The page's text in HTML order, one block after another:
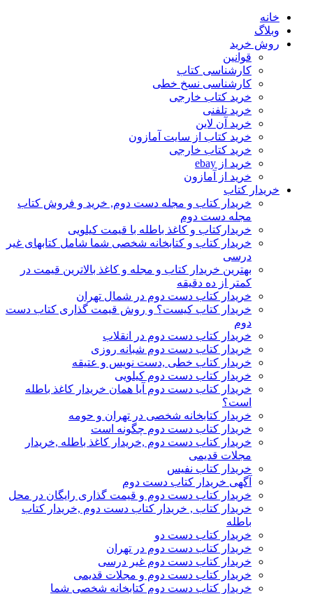
خانه
وبلاگ
روش خرید
قوانین
کارشناسی کتاب
کارشناسی نسخ خطی
خرید کتاب خارجی
خرید تلفنی
خرید آن لاین
خرید کتاب از سایت آمازون
خرید کتاب خارجی
خرید از ebay
خرید از آمازون
خریدار کتاب
خریدار کتاب و مجله دست دوم, خرید و فروش کتاب
مجله دست دوم
خریدارکتاب و کاغذ باطله با قیمت کیلویی
خریدار کتاب و کتابخانه شخصی شما شامل کتابهای غیر
درسی
بهترین خریدار کتاب و مجله و کاغذ بالاترین قیمت در
کمتر از ده دقیقه
خریدار کتاب دست دوم در شمال تهران
خریدار کتاب کیست؟ و روش قیمت گذاری کتاب دست
دوم
خریدار کتاب دست دوم در انقلاب
خریدار کتاب دست دوم شبانه روزی
خریدار کتاب خطی ,دست نویس و عتیقه
خریدار کتاب دست دوم کیلویی
خریدار کتاب دست دوم آیا همان خریدار کاغذ باطله
است؟
خریدار کتابخانه شخصی در تهران و حومه
خریدار کتاب دست دوم چگونه است
خریدار کتاب دست دوم ,خریدار کاغذ باطله ,خریدار
مجلات قدیمی
خریدار کتاب نفیس
آگهی خریدار کتاب دست دوم
خریدار کتاب دست دوم و قیمت گذاری رایگان در محل
خریدار کتاب , خریدار کتاب دست دوم ,خریدار کتاب
باطله
خریدار کتاب دست دو
خریدار کتاب دست دوم در تهران
خریدار کتاب دست دوم غیر درسی
خریدار کتاب دست دوم و مجلات قدیمی
خریدار کتاب دست دوم کتابخانه شخصی شما